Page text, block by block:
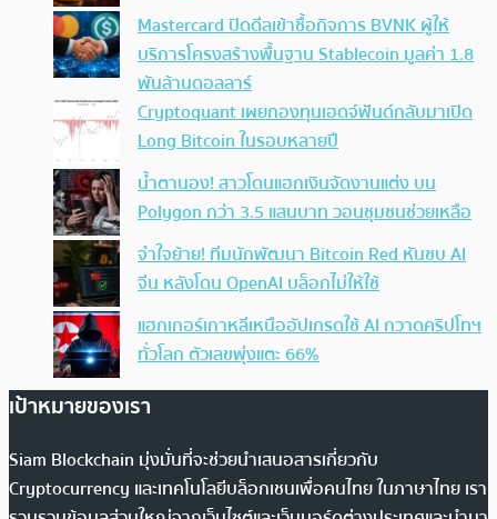
Mastercard ปิดดีลเข้าซื้อกิจการ BVNK ผู้ให้
บริการโครงสร้างพื้นฐาน Stablecoin มูลค่า 1.8
พันล้านดอลลาร์
Cryptoquant เผยกองทุนเฮดจ์ฟันด์กลับมาเปิด
Long Bitcoin ในรอบหลายปี
น้ำตานอง! สาวโดนแฮกเงินจัดงานแต่ง บน
Polygon กว่า 3.5 แสนบาท วอนชุมชนช่วยเหลือ
จำใจย้าย! ทีมนักพัฒนา Bitcoin Red หันซบ AI
จีน หลังโดน OpenAI บล็อกไม่ให้ใช้
แฮกเกอร์เกาหลีเหนืออัปเกรดใช้ AI กวาดคริปโทฯ
ทั่วโลก ตัวเลขพุ่งแตะ 66%
เป้าหมายของเรา
Siam Blockchain มุ่งมั่นที่จะช่วยนำเสนอสารเกี่ยวกับ
Cryptocurrency และเทคโนโลยีบล็อกเชนเพื่อคนไทย ในภาษาไทย เรา